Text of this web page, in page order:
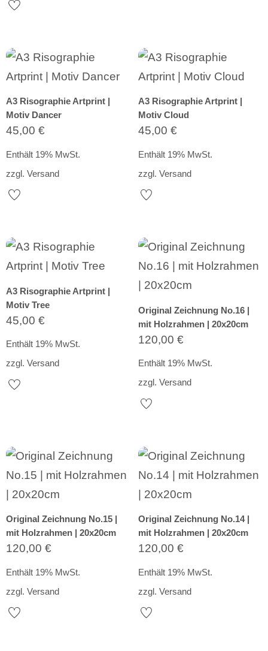
A3 Risographie Artprint |
Motiv Dancer
45,00 €
Enthält 19% MwSt.
zzgl. Versand
A3 Risographie Artprint |
Motiv Cloud
45,00 €
Enthält 19% MwSt.
zzgl. Versand
A3 Risographie Artprint |
Motiv Tree
45,00 €
Enthält 19% MwSt.
zzgl. Versand
Original Zeichnung No.16 |
mit Holzrahmen | 20x20cm
120,00 €
Enthält 19% MwSt.
zzgl. Versand
Original Zeichnung No.15 |
mit Holzrahmen | 20x20cm
120,00 €
Enthält 19% MwSt.
zzgl. Versand
Original Zeichnung No.14 |
mit Holzrahmen | 20x20cm
120,00 €
Enthält 19% MwSt.
zzgl. Versand